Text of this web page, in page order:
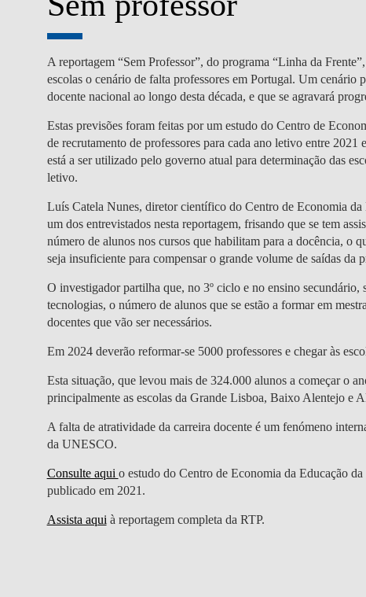
A reportagem “Sem Professor”, do programa “Linha da
escolas o cenário de falta professores em Portugal. Um cenário
docente nacional ao longo desta década, e que se agravará
Estas previsões foram feitas por um estudo do Centro de
de recrutamento de professores para cada ano letivo entre
está a ser utilizado pelo governo atual para determinação das
letivo.
Luís Catela Nunes, diretor científico do Centro de Economia
um dos entrevistados nesta reportagem, frisando que se tem
número de alunos nos cursos que habilitam para a docência, o
seja insuficiente para compensar o grande volume de saídas da
O investigador partilha que, no 3º ciclo e no ensino secundário,
tecnologias, o número de alunos que se estão a formar em
docentes que vão ser necessários.
Em 2024 deverão reformar-se 5000 professores e chegar às
Esta situação, que levou mais de 324.000 alunos a começar o
principalmente as escolas da Grande Lisboa, Baixo Alentejo e
A falta de atratividade da carreira docente é um fenómeno
da UNESCO.
Consulte aqui o estudo do Centro de Economia da Educação
publicado em 2021.
Assista aqui à reportagem completa da RTP.